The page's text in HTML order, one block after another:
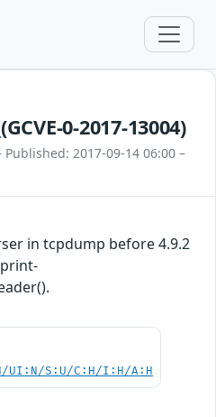
(GCVE-0-2017-13004)
Published: 2017-09-14 06:00 –
in tcpdump before 4.9.2
UI:N/S:U/C:H/I:H/A:H